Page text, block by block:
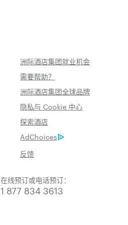
洲际酒店集团就业机会
需要帮助？
洲际酒店集团全球品牌
隐私与 Cookie 中心
探索酒店
AdChoices
反馈
在线预订或电话预订：
1 877 834 3613